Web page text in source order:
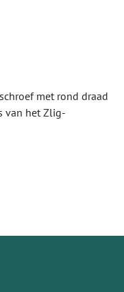
met rond draad
van het Zlig-